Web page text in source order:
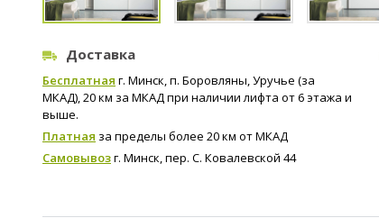
Доставка
Бесплатная г. Минск, п. Боровляны, Уручье (за
МКАД), 20 км за МКАД при наличии лифта от 6 этажа и
выше.
Платная за пределы более 20 км от МКАД
Самовывозг. Минск, пер. С. Ковалевской 44